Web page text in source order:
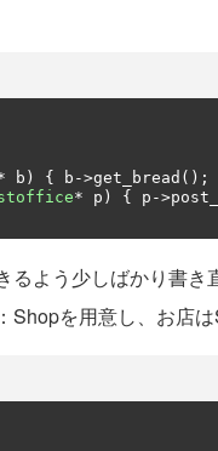
b ) { b ->get_bread ();
* p ) { p ->
よう少しばかり書き
Shopを用意し、お店